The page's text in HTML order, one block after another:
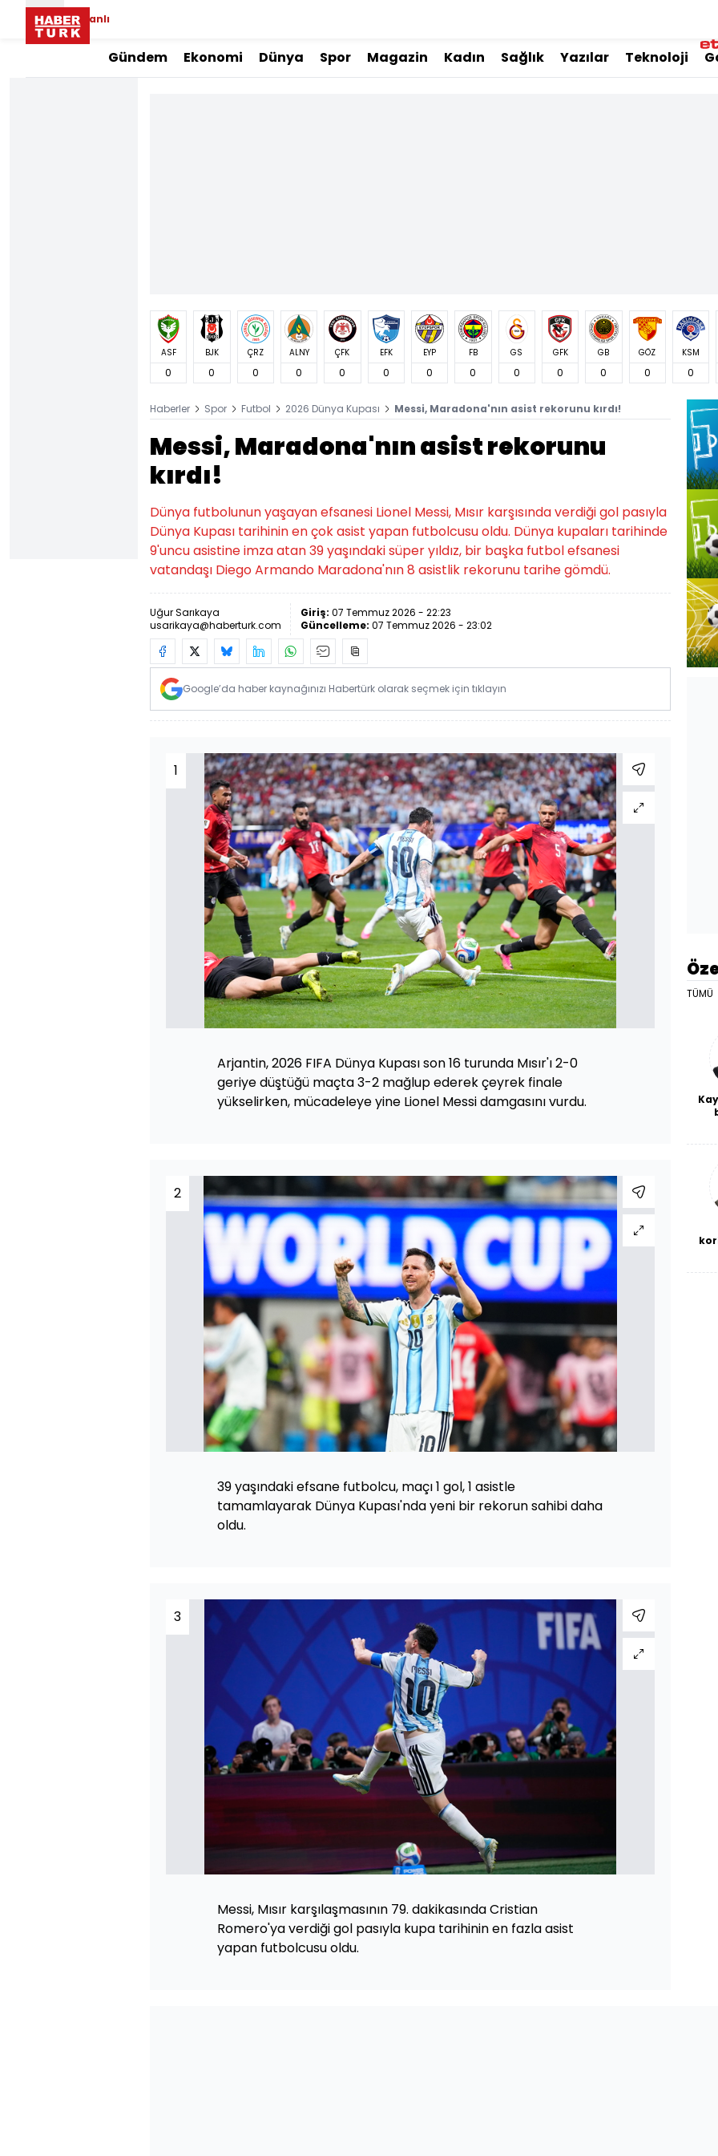
Canlı
Gündem Ekonomi Dünya Spor Magazin Kadın Sağlık Yazılar Teknoloji
ASF
0
BJK
0
ÇRZ
0
ALNY
0
ÇFK
0
EFK
0
EYP
0
FB
0
GS
0
GFK
0
GB
0
GÖZ
0
KSM
0
Haberler Spor Futbol 2026 Dünya Kupası Messi, Maradona'nın asist rekorunu kırdı!
Messi, Maradona'nın asist rekorunu
kırdı!
Dünya futbolunun yaşayan efsanesi Lionel Messi, Mısır karşısında verdiği gol pasıyla
Dünya Kupası tarihinin en çok asist yapan futbolcusu oldu. Dünya kupaları tarihinde
9'uncu asistine imza atan 39 yaşındaki süper yıldız, bir başka futbol efsanesi
vatandaşı Diego Armando Maradona'nın 8 asistlik rekorunu tarihe gömdü.
Uğur Sarıkaya
usarikaya@haberturk.com
Giriş: 07 Temmuz 2026 - 22:23
Güncelleme: 07 Temmuz 2026 - 23:02
Google’da haber kaynağınızı Habertürk olarak seçmek için tıklayın
1
Arjantin, 2026 FIFA Dünya Kupası son 16 turunda Mısır'ı 2-0
geriye düştüğü maçta 3-2 mağlup ederek çeyrek finale
yükselirken, mücadeleye yine Lionel Messi damgasını vurdu.
2
39 yaşındaki efsane futbolcu, maçı 1 gol, 1 asistle
tamamlayarak Dünya Kupası'nda yeni bir rekorun sahibi daha
oldu.
3
Messi, Mısır karşılaşmasının 79. dakikasında Cristian
Romero'ya verdiği gol pasıyla kupa tarihinin en fazla asist
yapan futbolcusu oldu.
TÜMÜ